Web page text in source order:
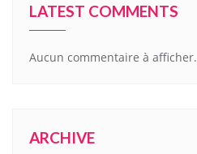
LATEST COMMENTS
Aucun commentaire à afficher.
ARCHIVE